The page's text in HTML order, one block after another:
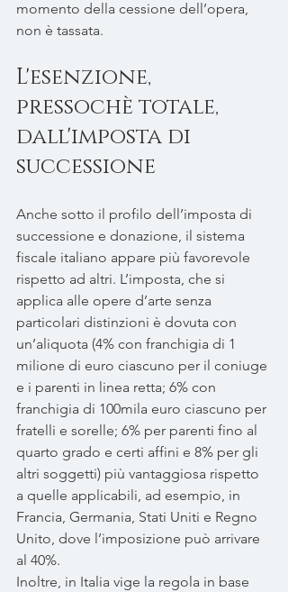
momento della cessione dell’opera,
non è tassata.
L'esenzione,
pressochè totale,
dall'imposta di
successione
Anche sotto il profilo dell’imposta di
successione e donazione, il sistema
fiscale italiano appare più favorevole
rispetto ad altri. L’imposta, che si
applica alle opere d’arte senza
particolari distinzioni è dovuta con
un’aliquota (4% con franchigia di 1
milione di euro ciascuno per il coniuge
e i parenti in linea retta; 6% con
franchigia di 100mila euro ciascuno per
fratelli e sorelle; 6% per parenti fino al
quarto grado e certi affini e 8% per gli
altri soggetti) più vantaggiosa rispetto
a quelle applicabili, ad esempio, in
Francia, Germania, Stati Uniti e Regno
Unito, dove l’imposizione può arrivare
al 40%.
Inoltre, in Italia vige la regola in base